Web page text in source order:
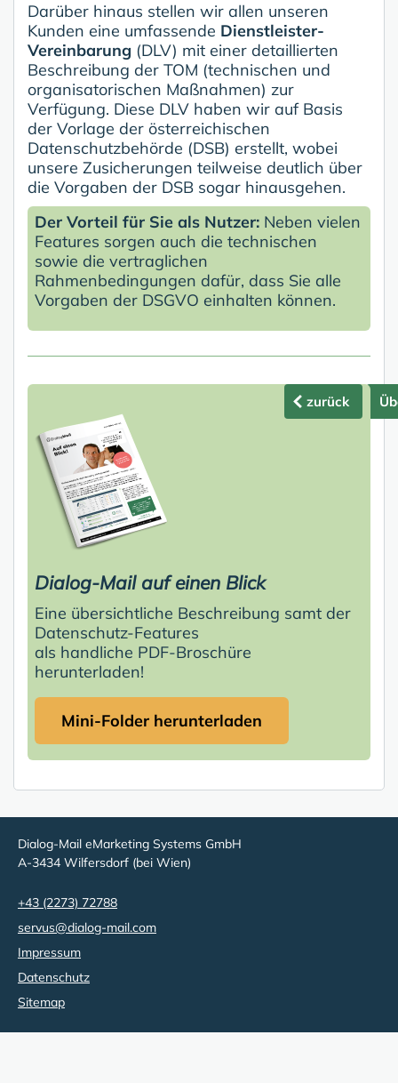
Darüber hinaus stellen wir allen unseren
Kunden eine umfassende Dienstleister-
Vereinbarung (DLV) mit einer detaillierten
Beschreibung der TOM (technischen und
organisatorischen Maßnahmen) zur
Verfügung. Diese DLV haben wir auf Basis
der Vorlage der österreichischen
Datenschutzbehörde (DSB) erstellt, wobei
unsere Zusicherungen teilweise deutlich über
die Vorgaben der DSB sogar hinausgehen.
Der Vorteil für Sie als Nutzer:Neben vielen
Features sorgen auch die technischen
sowie die vertraglichen
Rahmenbedingungen dafür, dass Sie alle
Vorgaben der DSGVO einhalten können.
Dialog-Mail auf einen Blick
Eine übersichtliche Beschreibung samt der
Datenschutz-Features
als handliche PDF-Broschüre
herunterladen!
Mini-Folder herunterladen
zurück
Dialog-Mail eMarketing Systems GmbH
A-3434 Wilfersdorf (bei Wien)
+43 (2273) 72788
servus@dialog-mail.com
Impressum
Datenschutz
Sitemap